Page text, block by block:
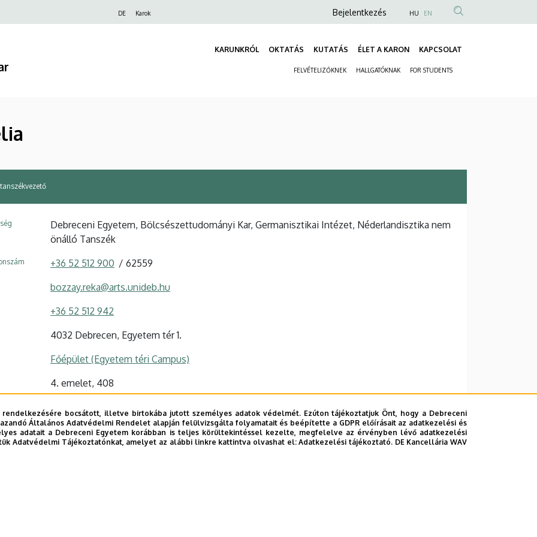
DE Karok
Anonim
fiók
menüje
Bejelentkezés HU EN
KARUNKRÓL OKTATÁS KUTATÁS ÉLET A KARON KAPCSOLAT
FELVÉTELIZŐKNEK HALLGATÓKNAK FOR STUDENTS
Debreceni Egyetem, Bölcsészettudományi Kar, Germanisztikai Intézet, Néderlandisztika nem
önálló Tanszék
+36 52 512 900 62559
bozzay.reka@arts.unideb.hu
+36 52 512 942
4032 Debrecen, Egyetem tér 1.
Főépület (Egyetem téri Campus)
4. emelet, 408
Tudóstér profil
bocsátott, illetve birtokába jutott személyes adatok védelmét. Ezúton tájékoztatjuk Önt, hogy a Debreceni
Általános Adatvédelmi Rendelet alapján felülvizsgálta folyamatait és beépítette a GDPR előírásait az adatkezelési és
adatait a Debreceni Egyetem korábban is teljes körültekintéssel kezelte, megfelelve az érvényben lévő adatkezelési
Adatvédelmi Tájékoztatónkat, amelyet az alábbi linkre kattintva olvashat el:Adatkezelési tájékoztató. DE Kancellária WAV